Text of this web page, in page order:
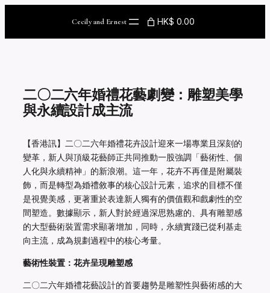
Cecily and Ernest HK$ 0.00
二〇二六年婚禮花藝劇變：雕塑美學
與永續設計成主流
【香港訊】二〇二六年婚禮花卉設計迎來一場專業且深刻的
變革，新人與頂級花藝師正共同推動一股強調「藝術性、個
人化與永續精神」的新浪潮。這一年，花卉不再僅是附屬裝
飾，而是轉型為婚禮敘事的核心設計元素，追求的目標不僅
是視覺美感，更著重於表達新人獨有的價值觀和戲劇性的空
間塑造。數據顯示，新人對於經過深思熟慮的、具有雕塑感
的大型藝術裝置需求顯著增加，同時，永續實踐已從利基走
向主流，成為規劃過程中的核心考量。
藝術性裝置：花卉呈現雕塑感
二〇二六年婚禮花藝設計的首要趨勢是雕塑性與藝術感的大